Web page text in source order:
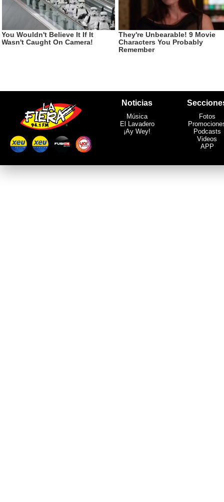
Noticias
Música
El Lavadero
¡Ay Wey!
Fotos
Podcasts
Videos
APP